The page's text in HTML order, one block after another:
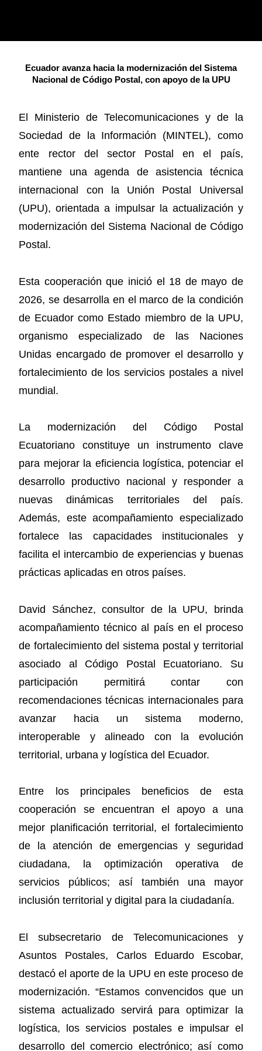
Ecuador avanza hacia la modernización del Sistema
Nacional de Código Postal, con apoyo de la UPU
El Ministerio de Telecomunicaciones y de la
Sociedad de la Información (MINTEL), como
ente rector del sector Postal en el país,
mantiene una agenda de asistencia técnica
internacional con la Unión Postal Universal
(UPU), orientada a impulsar la actualización y
modernización del Sistema Nacional de Código
Postal.
Esta cooperación que inició el 18 de mayo de
2026, se desarrolla en el marco de la condición
de Ecuador como Estado miembro de la UPU,
organismo especializado de las Naciones
Unidas encargado de promover el desarrollo y
fortalecimiento de los servicios postales a nivel
mundial.
La modernización del Código Postal
Ecuatoriano constituye un instrumento clave
para mejorar la eficiencia logística, potenciar el
desarrollo productivo nacional y responder a
nuevas dinámicas territoriales del país.
Además, este acompañamiento especializado
fortalece las capacidades institucionales y
facilita el intercambio de experiencias y buenas
prácticas aplicadas en otros países.
David Sánchez, consultor de la UPU, brinda
acompañamiento técnico al país en el proceso
de fortalecimiento del sistema postal y territorial
asociado al Código Postal Ecuatoriano. Su
participación permitirá contar con
recomendaciones técnicas internacionales para
avanzar hacia un sistema moderno,
interoperable y alineado con la evolución
territorial, urbana y logística del Ecuador.
Entre los principales beneficios de esta
cooperación se encuentran el apoyo a una
mejor planificación territorial, el fortalecimiento
de la atención de emergencias y seguridad
ciudadana, la optimización operativa de
servicios públicos; así también una mayor
inclusión territorial y digital para la ciudadanía.
El subsecretario de Telecomunicaciones y
Asuntos Postales, Carlos Eduardo Escobar,
destacó el aporte de la UPU en este proceso de
modernización. “Estamos convencidos que un
sistema actualizado servirá para optimizar la
logística, los servicios postales e impulsar el
desarrollo del comercio electrónico; así como